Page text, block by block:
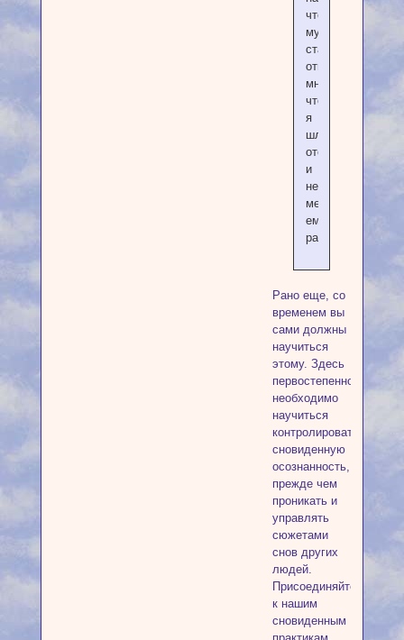
что
мудрый
старик
ответил
мне,
чтобы
я
шла
отсюда
и
не
мешала
ему
работать
Рано еще, со
временем вы
сами должны
научиться
этому. Здесь
первостепенно
необходимо
научиться
контролировать
сновиденную
осознанность,
прежде чем
проникать и
управлять
сюжетами
снов других
людей.
Присоединяйтесь
к нашим
сновиденным